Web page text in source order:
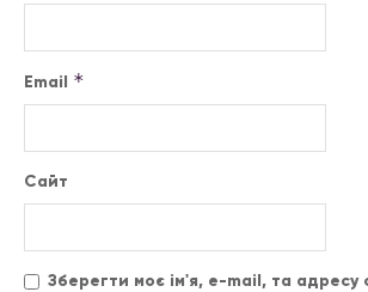
Email *
Сайт
Зберегти моє ім'я, e-mail, та адресу